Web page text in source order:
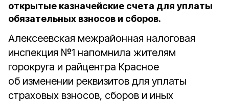
открытые казначейские счета для уплаты
обязательных взносов и сборов.
Алексеевская межрайонная налоговая
инспекция №1 напомнила жителям
горокруга и райцентра Красное
об изменении реквизитов для уплаты
страховых взносов, сборов и иных